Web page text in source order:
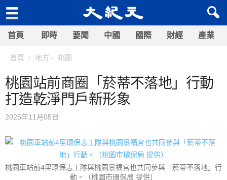
首頁 即時 要聞 中國 國際 財經 產業
首頁 地方 桃園
桃園站前商圈「菸蒂不落地」行動
打造乾淨門戶新形象
2025年11月05日
桃園車站前4里環保志工隊與桃園景福宮也共同參與「菸蒂不落地」行
動。（桃園市環保局 提供）